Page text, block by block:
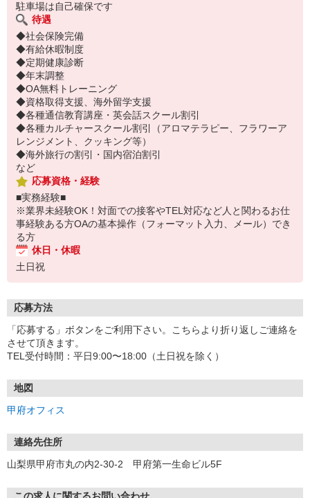
駐車場は自己確保です
待遇
◆社会保険完備
◆有給休暇制度
◆定期健康診断
◆年末調整
◆OA無料トレーニング
◆資格取得支援、海外留学支援
◆各種通信教育講座・英会話スクール割引
◆各種カルチャースクール割引（アロマテラピー、フラワーア
レンジメント、クッキング等）
◆海外旅行の割引・国内宿泊割引
など
応募資格・経験
■実務経験■
※業界未経験OK！対面での接客やTEL対応など人と関わるお仕
事経験ある方OAの基本操作（フォーマット入力、メール）でき
る方
休日・休暇
土日祝
応募方法
「応募する」ボタンをご利用下さい。こちらより折り返しご連絡を
させて頂きます。
TEL受付時間：平日9:00〜18:00（土日祝を除く）
地図
甲府オフィス
連絡先住所
山梨県甲府市丸の内2-30-2 甲府第一生命ビル5F